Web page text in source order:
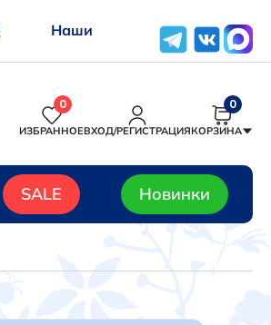
Наши
0
ИЗБРАННОЕВХОД/РЕГИСТРАЦИЯ
0
КОРЗИНА
SALE Новинки